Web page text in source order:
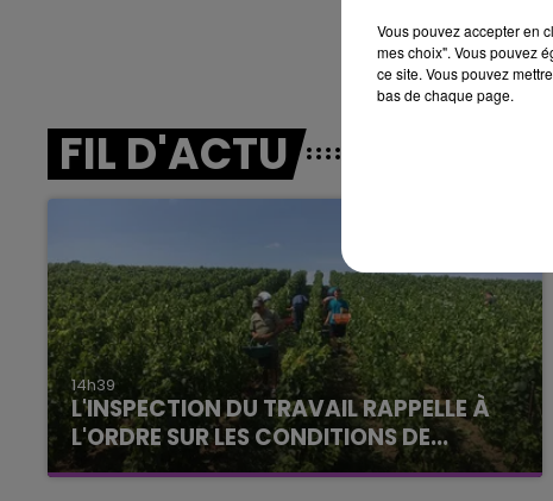
FIL D'ACTU
14h39
L'INSPECTION DU TRAVAIL RAPPELLE À
L'ORDRE SUR LES CONDITIONS DE...
Alors que les dates de début des vendange
LE BEST OF DE LA FAMILLE
CHAMPAGNE FM
Vous pouvez accepter en
mes choix". Vous pouvez
ce site. Vous pouvez
bas de chaque page.